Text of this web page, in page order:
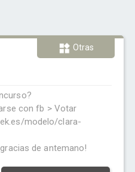
Otras
con fb > Votar
modelo/clara-
de antemano!